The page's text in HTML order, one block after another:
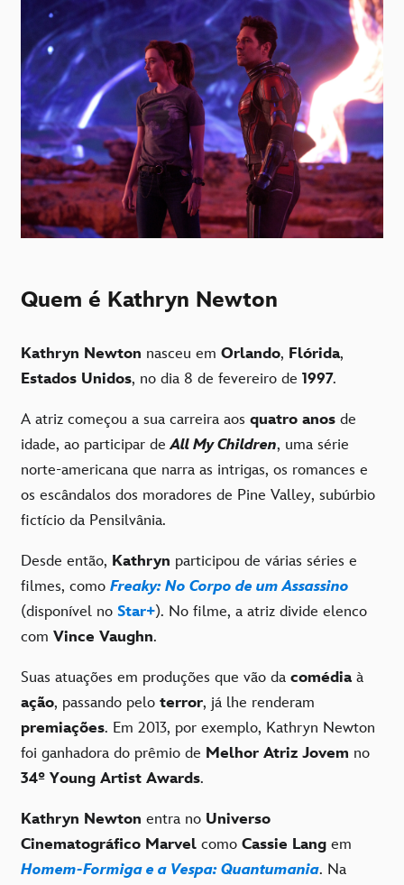
Quem é Kathryn Newton
Kathryn Newton nasceu em Orlando, Flórida,
Estados Unidos, no dia 8 de fevereiro de 1997.
A atriz começou a sua carreira aos quatro anos de
idade, ao participar deAll My Children, uma série
norte-americana que narra as intrigas, os romances e
os escândalos dos moradores de Pine Valley, subúrbio
fictício da Pensilvânia.
Desde então, Kathryn participou de várias séries e
filmes, como Freaky: No Corpo de um Assassino
(disponível no Star+). No filme, a atriz divide elenco
com Vince Vaughn.
Suas atuações em produções que vão da comédiaà
ação, passando pelo terror, já lhe renderam
premiações. Em 2013, por exemplo, Kathryn Newton
foi ganhadora do prêmio de Melhor Atriz Jovem no
34º Young Artist Awards.
Kathryn Newton entra no Universo
Cinematográfico Marvel como Cassie Lang em
Homem-Formiga e a Vespa: Quantumania. Na